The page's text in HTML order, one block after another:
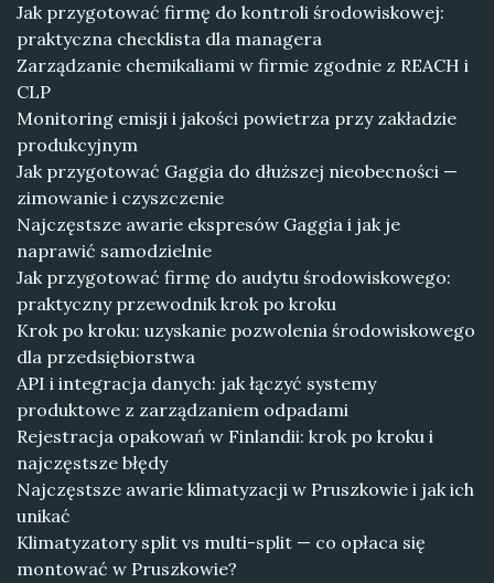
Jak przygotować firmę do kontroli środowiskowej:
praktyczna checklista dla managera
Zarządzanie chemikaliami w firmie zgodnie z REACH i
CLP
Monitoring emisji i jakości powietrza przy zakładzie
produkcyjnym
Jak przygotować Gaggia do dłuższej nieobecności —
zimowanie i czyszczenie
Najczęstsze awarie ekspresów Gaggia i jak je
naprawić samodzielnie
Jak przygotować firmę do audytu środowiskowego:
praktyczny przewodnik krok po kroku
Krok po kroku: uzyskanie pozwolenia środowiskowego
dla przedsiębiorstwa
API i integracja danych: jak łączyć systemy
produktowe z zarządzaniem odpadami
Rejestracja opakowań w Finlandii: krok po kroku i
najczęstsze błędy
Najczęstsze awarie klimatyzacji w Pruszkowie i jak ich
unikać
Klimatyzatory split vs multi-split — co opłaca się
montować w Pruszkowie?